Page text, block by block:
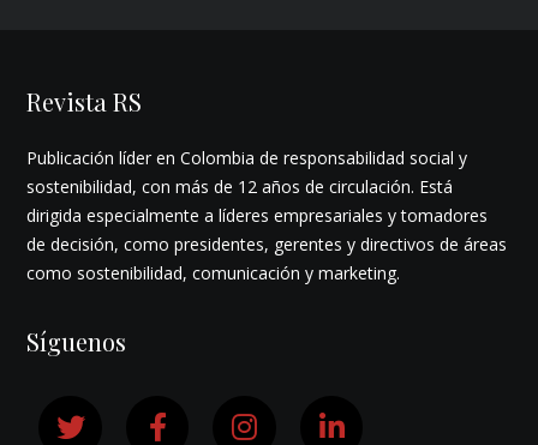
Revista RS
Publicación líder en Colombia de responsabilidad social y
sostenibilidad, con más de 12 años de circulación. Está
dirigida especialmente a líderes empresariales y tomadores
de decisión, como presidentes, gerentes y directivos de áreas
como sostenibilidad, comunicación y marketing.
Síguenos